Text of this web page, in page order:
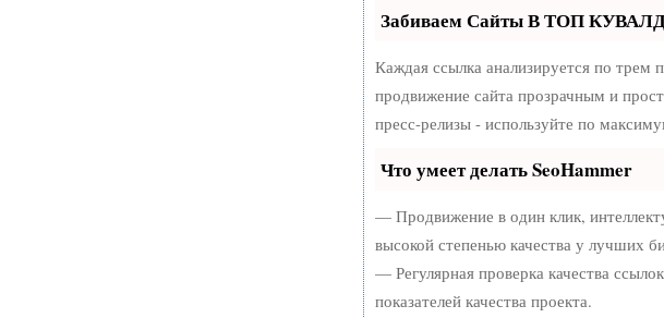
Забиваем Сайты В ТОП
Каждая ссылка анализируется по трем
продвижение сайта прозрачным и
пресс-релизы - используйте по
Что умеет делать SeoHammer
— Продвижение в один клик,
высокой степенью качества у лучших
— Регулярная проверка качества
показателей качества проекта.